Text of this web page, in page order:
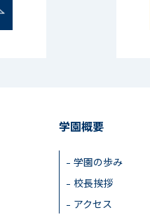
学園概要
学園の歩み
校長挨拶
アクセス